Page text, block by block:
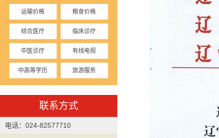
运输价格 粮食价格
综合医疗 临床诊疗
中医诊疗 有线电视
中高等学历 旅游服务
联系方式
电话：024-82577710